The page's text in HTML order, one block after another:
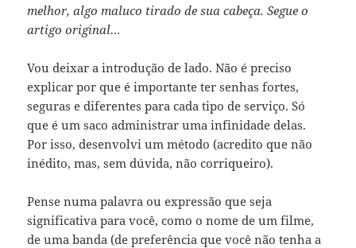
melhor, algo maluco tirado de sua cabeça. Segue o
artigo original…
Vou deixar a introdução de lado. Não é preciso
explicar por que é importante ter senhas fortes,
seguras e diferentes para cada tipo de serviço. Só
que é um saco administrar uma infinidade delas.
Por isso, desenvolvi um método (acredito que não
inédito, mas, sem dúvida, não corriqueiro).
Pense numa palavra ou expressão que seja
significativa para você, como o nome de um filme,
de uma banda (de preferência que você não tenha a